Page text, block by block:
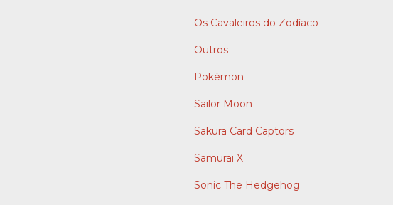
Os Cavaleiros do Zodíaco
Outros
Pokémon
Sailor Moon
Sakura Card Captors
Samurai X
Sonic The Hedgehog